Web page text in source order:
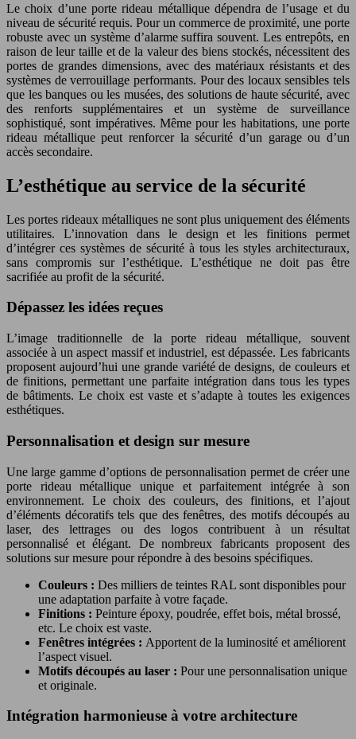
Le choix d’une porte rideau métallique dépendra de l’usage et du
niveau de sécurité requis. Pour un commerce de proximité, une porte
robuste avec un système d’alarme suffira souvent. Les entrepôts, en
raison de leur taille et de la valeur des biens stockés, nécessitent des
portes de grandes dimensions, avec des matériaux résistants et des
systèmes de verrouillage performants. Pour des locaux sensibles tels
que les banques ou les musées, des solutions de haute sécurité, avec
des renforts supplémentaires et un système de surveillance
sophistiqué, sont impératives. Même pour les habitations, une porte
rideau métallique peut renforcer la sécurité d’un garage ou d’un
accès secondaire.
L’esthétique au service de la sécurité
Les portes rideaux métalliques ne sont plus uniquement des éléments
utilitaires. L’innovation dans le design et les finitions permet
d’intégrer ces systèmes de sécurité à tous les styles architecturaux,
sans compromis sur l’esthétique. L’esthétique ne doit pas être
sacrifiée au profit de la sécurité.
Dépassez les idées reçues
L’image traditionnelle de la porte rideau métallique, souvent
associée à un aspect massif et industriel, est dépassée. Les fabricants
proposent aujourd’hui une grande variété de designs, de couleurs et
de finitions, permettant une parfaite intégration dans tous les types
de bâtiments. Le choix est vaste et s’adapte à toutes les exigences
esthétiques.
Personnalisation et design sur mesure
Une large gamme d’options de personnalisation permet de créer une
porte rideau métallique unique et parfaitement intégrée à son
environnement. Le choix des couleurs, des finitions, et l’ajout
d’éléments décoratifs tels que des fenêtres, des motifs découpés au
laser, des lettrages ou des logos contribuent à un résultat
personnalisé et élégant. De nombreux fabricants proposent des
solutions sur mesure pour répondre à des besoins spécifiques.
Couleurs : Des milliers de teintes RAL sont disponibles pour
une adaptation parfaite à votre façade.
Finitions : Peinture époxy, poudrée, effet bois, métal brossé,
etc. Le choix est vaste.
Fenêtres intégrées : Apportent de la luminosité et améliorent
l’aspect visuel.
Motifs découpés au laser : Pour une personnalisation unique
et originale.
Intégration harmonieuse à votre architecture